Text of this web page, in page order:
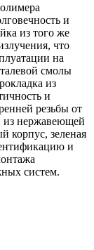
и
из того же
что
на
смолы
из
и
резьбы от
из нержавеющей
корпус, зеленая
и
систем.